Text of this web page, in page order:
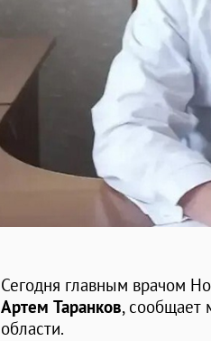
Сегодня главным врачом
Артем Таранков, сообщает
области.